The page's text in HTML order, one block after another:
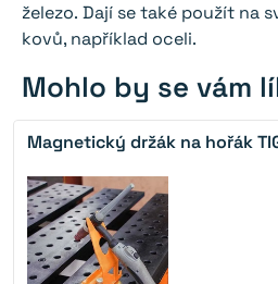
železo. Dají se také použít na
kovů, například oceli.
Mohlo by se vám
Magnetický držák na hořák